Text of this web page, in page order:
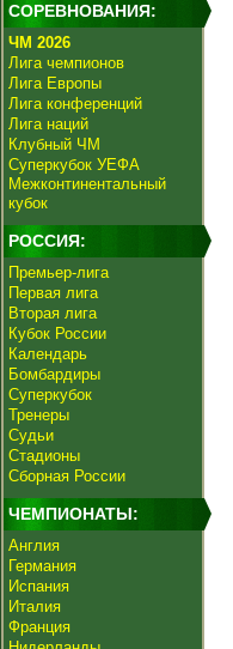
СОРЕВНОВАНИЯ:
ЧМ 2026
Лига чемпионов
Лига Европы
Лига конференций
Лига наций
Клубный ЧМ
Суперкубок УЕФА
Межконтинентальный
кубок
РОССИЯ:
Премьер-лига
Первая лига
Вторая лига
Кубок России
Календарь
Бомбардиры
Суперкубок
Тренеры
Судьи
Стадионы
Сборная России
ЧЕМПИОНАТЫ:
Англия
Германия
Испания
Италия
Франция